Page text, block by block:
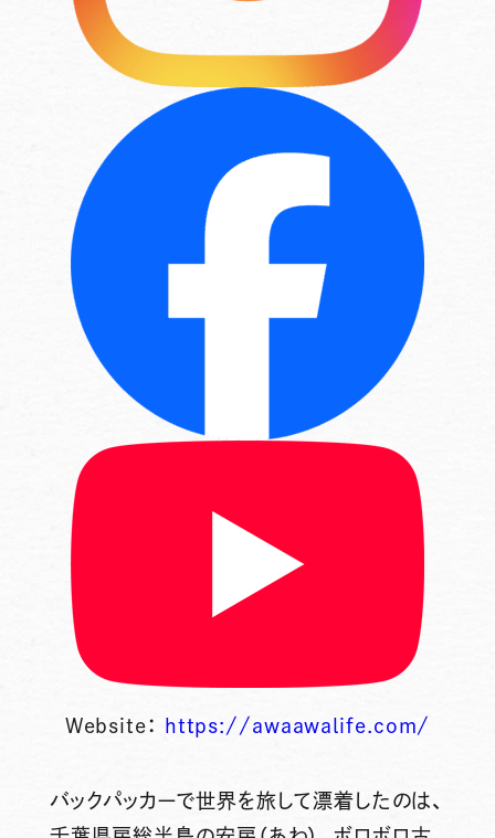
Website： https://awaawalife.com/
バックパッカーで世界を旅して漂着したのは、